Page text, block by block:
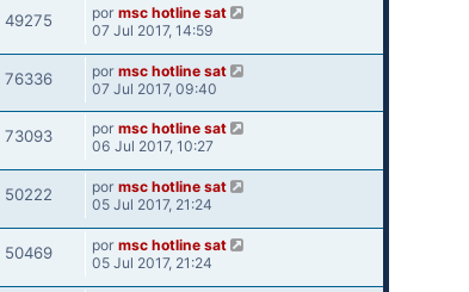
49275 por msc hotline sat
07 Jul 2017, 14:59
76336 por msc hotline sat
07 Jul 2017, 09:40
73093 por msc hotline sat
06 Jul 2017, 10:27
50222 por msc hotline sat
05 Jul 2017, 21:24
50469 por msc hotline sat
05 Jul 2017, 21:24